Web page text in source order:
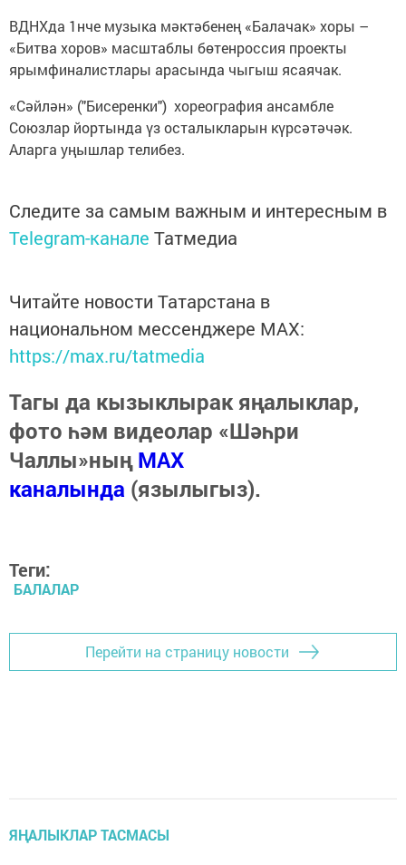
ВДНХда 1нче музыка мәктәбенең «Балачак» хоры –
«Битва хоров» масштаблы бөтенроссия проекты
ярымфиналистлары арасында чыгыш ясаячак.
«Сәйлән» ("Бисеренки") хореография ансамбле
Союзлар йортында үз осталыкларын күрсәтәчәк.
Аларга уңышлар телибез.
Следите за самым важным и интересным в
Telegram-канале Татмедиа
Читайте новости Татарстана в
национальном мессенджере MАХ:
https://max.ru/tatmedia
Тагы да кызыклырак яңалыклар,
фото һәм видеолар «Шәһри
Чаллы»ныңMAX
каналында (язылыгыз).
Теги:
БАЛАЛАР
Перейти на страницу новости
ЯҢАЛЫКЛАР ТАСМАСЫ